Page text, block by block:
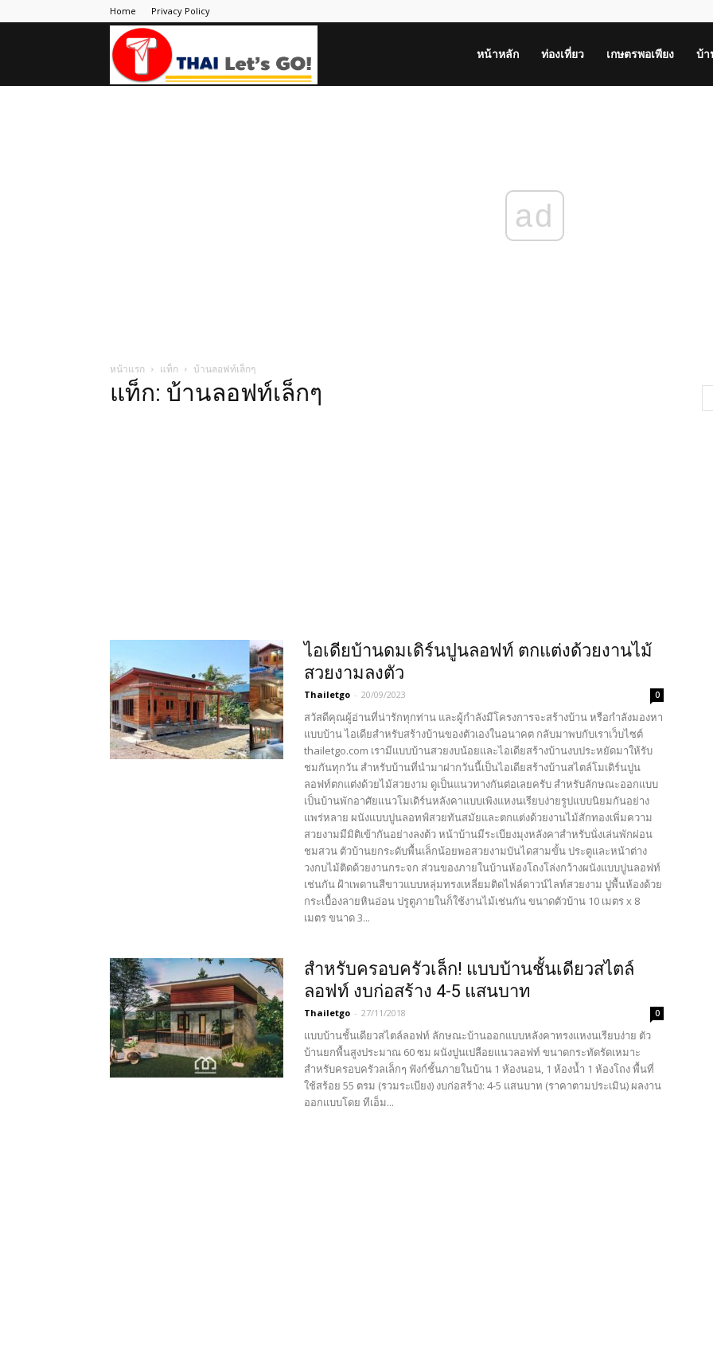
Home Privacy Policy
หน้าหลัก ท่องเที่ยว เกษตรพอเพียง บ้
ad
หน้าแรก แท็ก บ้านลอฟท์เล็กๆ
แท็ก: บ้านลอฟท์เล็กๆ
ไอเดียบ้านดมเดิร์นปูนลอฟท์ ตกแต่งด้วยงานไม้
สวยงามลงตัว
Thailetgo - 20/09/2023 0
สวัสดีคุณผู้อ่านที่น่ารักทุกท่าน และผู้กำลังมีโครงการจะสร้างบ้าน หรือกำลังมองหา
แบบบ้าน ไอเดียสำหรับสร้างบ้านของตัวเองในอนาคต กลับมาพบกับเราเว็บไซต์
thailetgo.com เรามีแบบบ้านสวยงบน้อยและไอเดียสร้างบ้านงบประหยัดมาให้รับ
ชมกันทุกวัน สำหรับบ้านที่นำมาฝากวันนี้เป็นไอเดียสร้างบ้านสไตล์โมเดิร์นปูน
ลอฟท์ตกแต่งด้วยไม้สวยงาม ดูเป็นแนวทางกันต่อเลยครับ สำหรับลักษณะออกแบบ
เป็นบ้านพักอาศัยแนวโมเดิร์นหลังคาแบบเพิงแหงนเรียบง่ายรูปแบบนิยมกันอย่าง
แพร่หลาย ผนังแบบปูนลอทฟ์สวยทันสมัยและตกแต่งด้วยงานไม้สักทองเพิ่มความ
สวยงามมีมิติเข้ากันอย่างลงต้ว หน้าบ้านมีระเบียงมุงหลังคาสำหรับนั่งเล่นพักผ่อน
ชมสวน ตัวบ้านยกระดับพื้นเล็กน้อยพอสวยงามบันไดสามขั้น ประตูและหน้าต่าง
วงกบไม้ติดด้วยงานกระจก ส่วนของภายในบ้านห้องโถงโล่งกว้างผนังแบบปูนลอฟท์
เช่นกัน ฝ้าเพดานสีขาวแบบหลุ่มทรงเหลี่ยมติดไฟล์ดาวน์ไลท์สวยงาม ปูพื้นห้องด้วย
กระเบื้องลายหินอ่อน ปรูตูภายในก็ใช้งานไม้เช่นกัน ขนาดตัวบ้าน 10 เมตร x 8
เมตร ขนาด 3...
สำหรับครอบครัวเล็ก! แบบบ้านชั้นเดียวสไตล์
ลอฟท์ งบก่อสร้าง 4-5 แสนบาท
Thailetgo - 27/11/2018 0
แบบบ้านชั้นเดียวสไตล์ลอฟท์ ลักษณะบ้านออกแบบหลังคาทรงแหงนเรียบง่าย ตัว
บ้านยกพื้นสูงประมาณ 60 ซม ผนังปูนเปลือยแนวลอฟท์ ขนาดกระทัดรัดเหมาะ
สำหรับครอบครัวลเล็กๆ ฟังก์ชั้นภายในบ้าน 1 ห้องนอน, 1 ห้องน้ำ 1 ห้องโถง พื้นที่
ใช้สร้อย 55 ตรม (รวมระเบียง) งบก่อสร้าง: 4-5 แสนบาท (ราคาตามประเมิน) ผลงาน
ออกแบบโดย ทีเอ็ม...